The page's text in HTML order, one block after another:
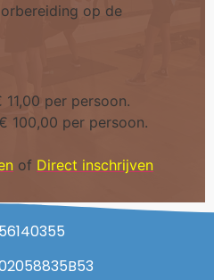
op de
per persoon.
100,00 per persoon.
of Direct inschrijven